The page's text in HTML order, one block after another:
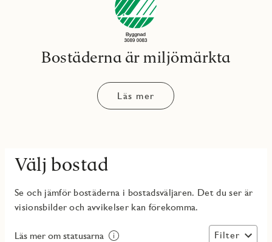
Bostäderna är miljömärkta
Läs mer
Välj bostad
Se och jämför bostäderna i bostadsväljaren. Det du ser är
visionsbilder och avvikelser kan förekomma.
Läs mer om statusarna Filter